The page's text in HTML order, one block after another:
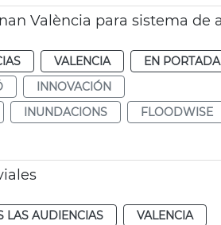
VALENCIA
EN PORTADA
INNOVACIÓN
INUNDACIONS
FLOODWISE
LAS AUDIENCIAS
VALENCIA